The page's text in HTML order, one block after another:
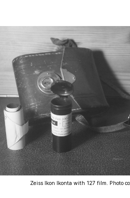
Zeiss Ikon Ikonta with 127 film. Photo